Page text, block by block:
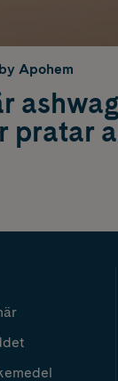
Apohem
pratar